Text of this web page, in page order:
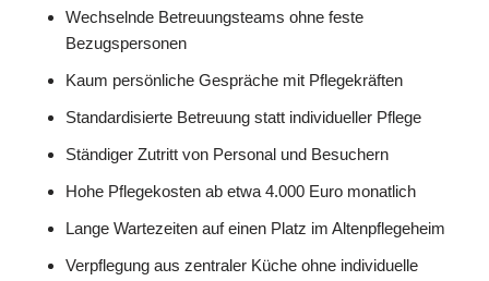
Wechselnde Betreuungsteams ohne feste
Bezugspersonen
Kaum persönliche Gespräche mit Pflegekräften
Standardisierte Betreuung statt individueller Pflege
Ständiger Zutritt von Personal und Besuchern
Hohe Pflegekosten ab etwa 4.000 Euro monatlich
Lange Wartezeiten auf einen Platz im Altenpflegeheim
Verpflegung aus zentraler Küche ohne individuelle